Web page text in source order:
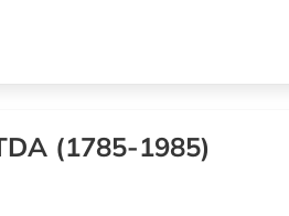
(1785-1985)